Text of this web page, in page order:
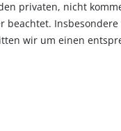
privaten, nicht
wir um einen